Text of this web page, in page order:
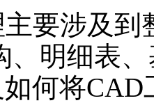
要涉及到
、明细表
何将